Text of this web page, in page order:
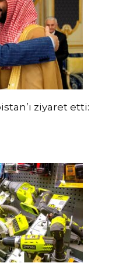
ziyaret etti: